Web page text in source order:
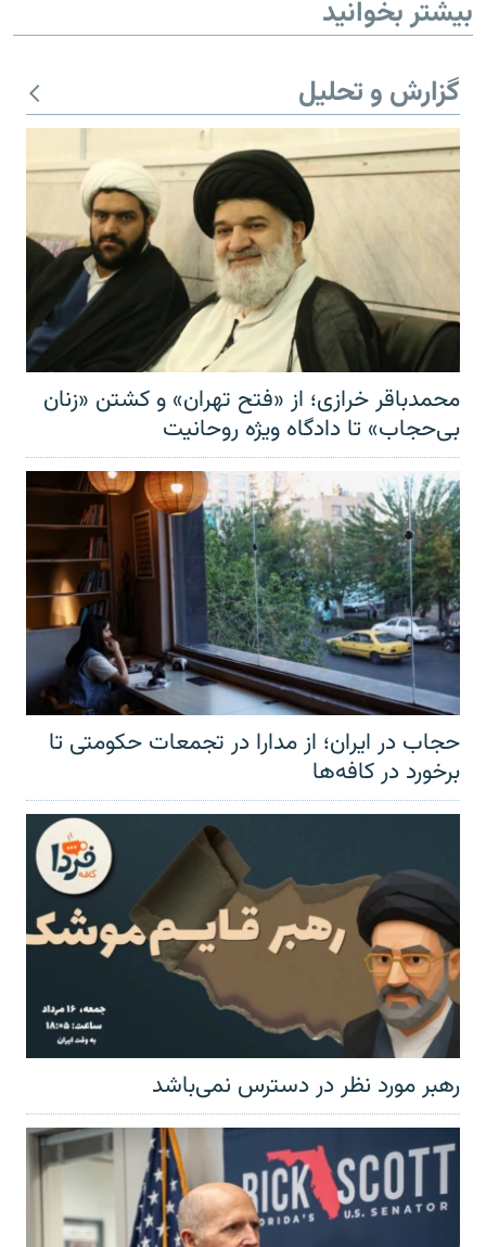
زبان‌های دیگر
بیشتر بخوانید
گزارش و تحلیل
محمدباقر خرازی؛ از «فتح تهران» و کشتن «زنان
بی‌حجاب» تا دادگاه ویژه روحانیت
حجاب در ایران؛ از مدارا در تجمعات حکومتی تا
برخورد در کافه‌ها
رهبر مورد نظر در دسترس نمی‌باشد